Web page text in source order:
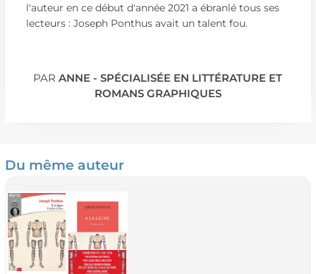
l'auteur en ce début d'année 2021 a ébranlé tous ses
lecteurs : Joseph Ponthus avait un talent fou.
PARANNE - SPÉCIALISÉE EN LITTÉRATURE ET
ROMANS GRAPHIQUES
Du même auteur